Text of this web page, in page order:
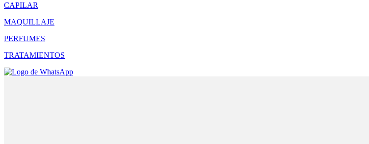
CAPILAR
MAQUILLAJE
PERFUMES
TRATAMIENTOS